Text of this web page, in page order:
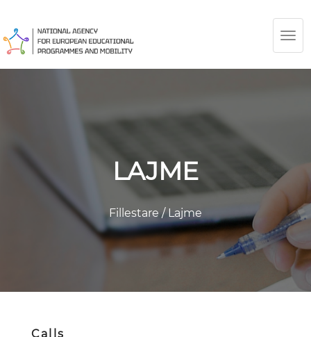
LAJME
Fillestare/Lajme
Calls